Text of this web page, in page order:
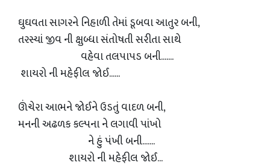
ઘુઘવતા સાગરને નિહાળી તેમાં ડૂબવા આતુર બની,
તરસ્યાં જીવ ની ક્ષુબ્ધા સંતોષતી સરીતા સાથે
વહેવા તલપાપડ બની.......
શાયરો ની મહેફીલ જોઈ......
ઊંચેરા આભને જોઈને ઉડતું વાદળ બની,
મનની અઢળક કલ્પના ને લગાવી પાંખો
ને હું પંખી બની.......
શાયરો ની મહેફીલ જોઈ...